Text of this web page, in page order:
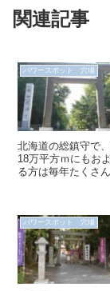
関連記事
パワースポット 穴場
北海道の総鎮守で、
18万平方ｍにもお
る方は毎年たくさ
パワースポット 穴場